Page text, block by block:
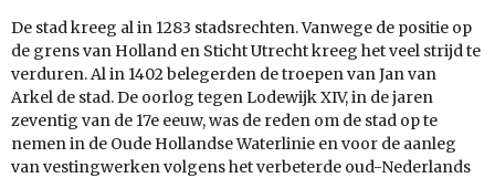
De stadkreeg al in 1283 stadsrechten. Vanwege de positie op
de grens van Holland en Sticht Utrechtkreeg het veel strijd te
verduren. Al in 1402belegerden de troepen vanJan van
Arkel de stad. De oorlog tegenLodewijk XIV, in de jaren
zeventig van de 17e eeuw, was de reden om de stad op te
nemen in de Oude Hollandse Waterlinie en voor de aanleg
van vestingwerken volgens het verbeterde oud-Nederlands